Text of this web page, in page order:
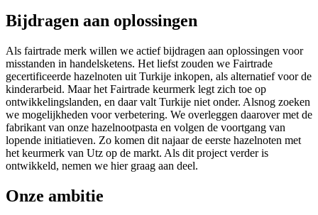
Bijdragen aan oplossingen
Als fairtrade merk willen we actief bijdragen aan oplossingen voor
misstanden in handelsketens. Het liefst zouden we Fairtrade
gecertificeerde hazelnoten uit Turkije inkopen, als alternatief voor de
kinderarbeid. Maar het Fairtrade keurmerk legt zich toe op
ontwikkelingslanden, en daar valt Turkije niet onder. Alsnog zoeken
we mogelijkheden voor verbetering. We overleggen daarover met de
fabrikant van onze hazelnootpasta en volgen de voortgang van
lopende initiatieven. Zo komen dit najaar de eerste hazelnoten met
het keurmerk van Utz op de markt. Als dit project verder is
ontwikkeld, nemen we hier graag aan deel.
Onze ambitie